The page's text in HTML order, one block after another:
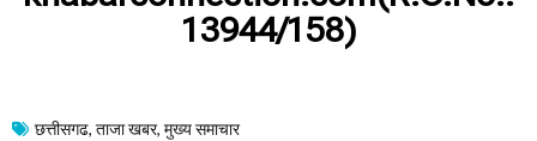
13944/158)
छत्तीसगढ, ताजा खबर, मुख्य समाचार​